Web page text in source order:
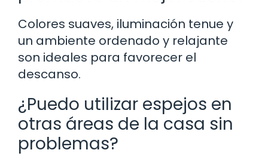
Colores suaves, iluminación tenue y
un ambiente ordenado y relajante
son ideales para favorecer el
descanso.
¿Puedo utilizar espejos en
otras áreas de la casa sin
problemas?